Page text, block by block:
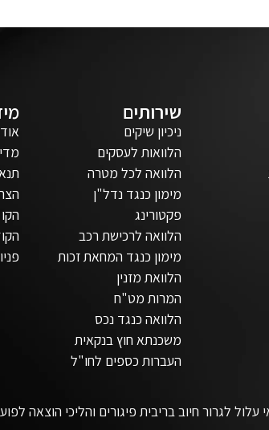
שירותים
ניכיון שיקים
הלוואות לעסקים
הלוואה לכל מטרה
מימון כנגד נדל"ן
פקטורינג
הלוואה לרכישת רכב
מימון כנגד המחאת זכות
הלוואת מזנין
המרות מט"ח
הלוואה כנגד נכס
משכנתא חוץ בנקאית
העברות כספים לחו"ל
לגרור חיוב בריבית פיגורים והליכי הוצאה